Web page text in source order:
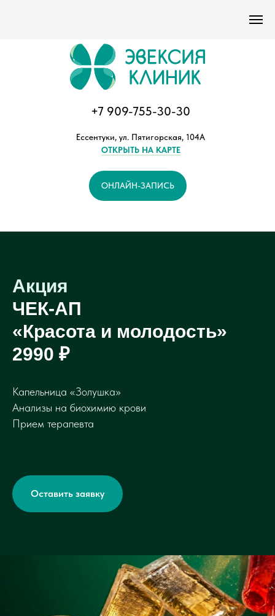
Версия сайта для слабовидящих
+7 909-755-30-30
Ессентуки, ул. Пятигорская, 104А
ОТКРЫТЬ НА КАРТЕ
ОНЛАЙН-ЗАПИСЬ
Акция
ЧЕК-АП
«Красота и молодость»
2990 ₽
Капельница «Золушка»
Анализы на биохимию крови
Прием терапевта
Оставить заявку